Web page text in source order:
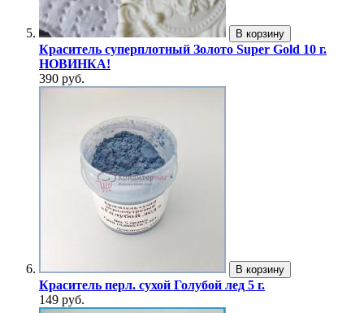
В корзину
Краситель суперплотный Золото Super Gold 10 г.
НОВИНКА!
390 руб.
В корзину
Краситель перл. сухой Голубой лед 5 г.
149 руб.